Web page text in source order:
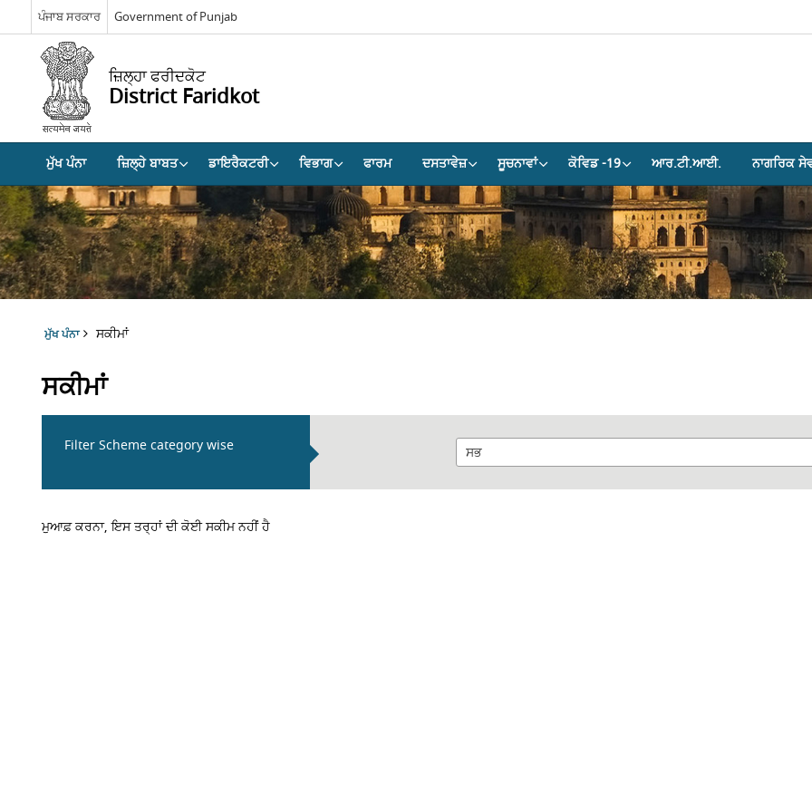
ਪੰਜਾਬ ਸਰਕਾਰ Government of Punjab
ਜ਼ਿਲ੍ਹਾ ਫਰੀਦਕੋਟ
District Faridkot
ਮੁੱਖ ਪੰਨਾ ਜ਼ਿਲ੍ਹੇ ਬਾਬਤ ਡਾਇਰੈਕਟਰੀ ਵਿਭਾਗ ਫਾਰਮ ਦਸਤਾਵੇਜ਼ ਸੂਚਨਾਵਾਂ ਕੋਵਿਡ -19 ਆਰ.ਟੀ.ਆਈ. ਨਾਗਰਿਕ
ਮੁੱਖ ਪੰਨਾ ਸਕੀਮਾਂ
ਸਕੀਮਾਂ
Filter Scheme category wise
ਮੁਆਫ਼ ਕਰਨਾ, ਇਸ ਤਰ੍ਹਾਂ ਦੀ ਕੋਈ ਸਕੀਮ ਨਹੀਂ ਹੈ